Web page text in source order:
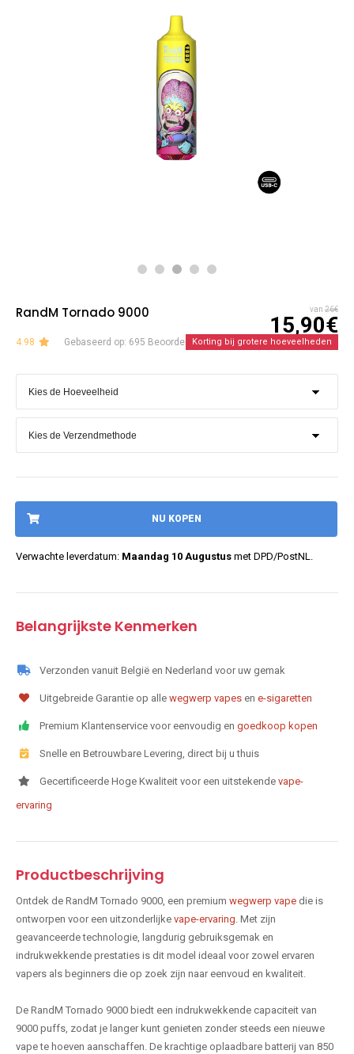
RandM Tornado 9000 van 26€
15,90€
4.98 Gebaseerd op: 695 BeoordelingenKorting bij grotere hoeveelheden
NU KOPEN
Verwachte leverdatum: Maandag 10 Augustus met DPD/PostNL.
Belangrijkste Kenmerken
Verzonden vanuit België en Nederland voor uw gemak
Uitgebreide Garantie op alle wegwerp vapes en e-sigaretten
Premium Klantenservice voor eenvoudig en goedkoop kopen
Snelle en Betrouwbare Levering, direct bij u thuis
Gecertificeerde Hoge Kwaliteit voor een uitstekende vape-
ervaring
Productbeschrijving
Ontdek de RandM Tornado 9000, een premium wegwerp vape die is
ontworpen voor een uitzonderlijke vape-ervaring . Met zijn
geavanceerde technologie, langdurig gebruiksgemak en
indrukwekkende prestaties is dit model ideaal voor zowel ervaren
vapers als beginners die op zoek zijn naar eenvoud en kwaliteit.
De RandM Tornado 9000 biedt een indrukwekkende capaciteit van
9000 puffs, zodat je langer kunt genieten zonder steeds een nieuwe
vape te hoeven aanschaffen. De krachtige oplaadbare batterij van 850